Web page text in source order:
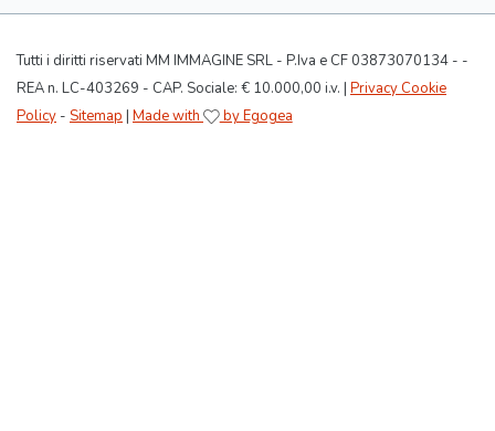
Tutti i diritti riservati MM IMMAGINE SRL - P.Iva e CF 03873070134 - -
REA n. LC-403269 - CAP. Sociale: € 10.000,00 i.v. | Privacy Cookie
Policy - Sitemap | Made with by Egogea